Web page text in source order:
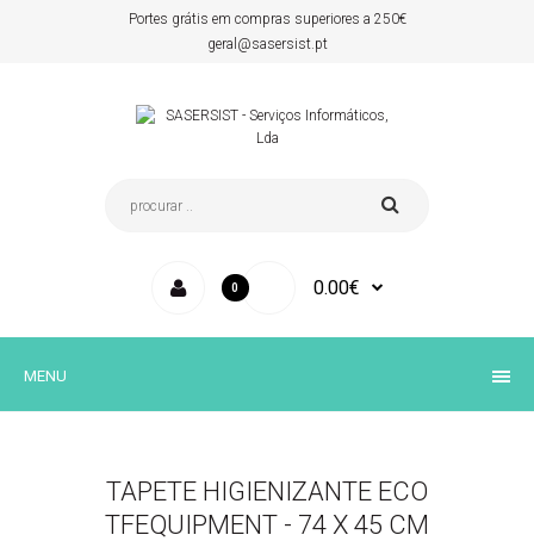
Portes grátis em compras superiores a 250€
geral@sasersist.pt
0 0.00€
MENU
TAPETE HIGIENIZANTE ECO
TFEQUIPMENT - 74 X 45 CM